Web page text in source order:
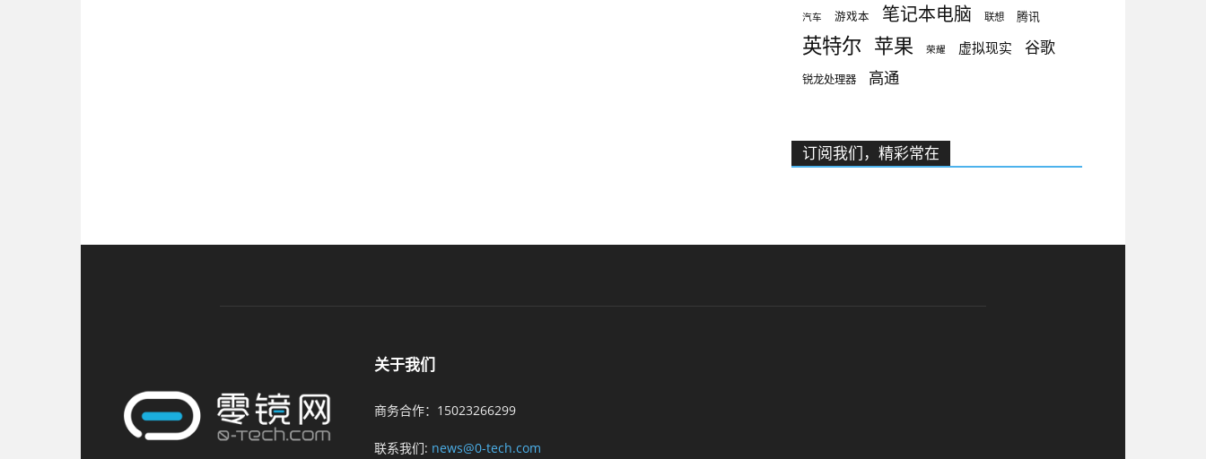
汽车 游戏本 笔记本电脑 联想 腾讯
英特尔 苹果 荣耀 虚拟现实 谷歌
锐龙处理器 高通
订阅我们，精彩常在
关于我们
商务合作：15023266299
联系我们: news@0-tech.com